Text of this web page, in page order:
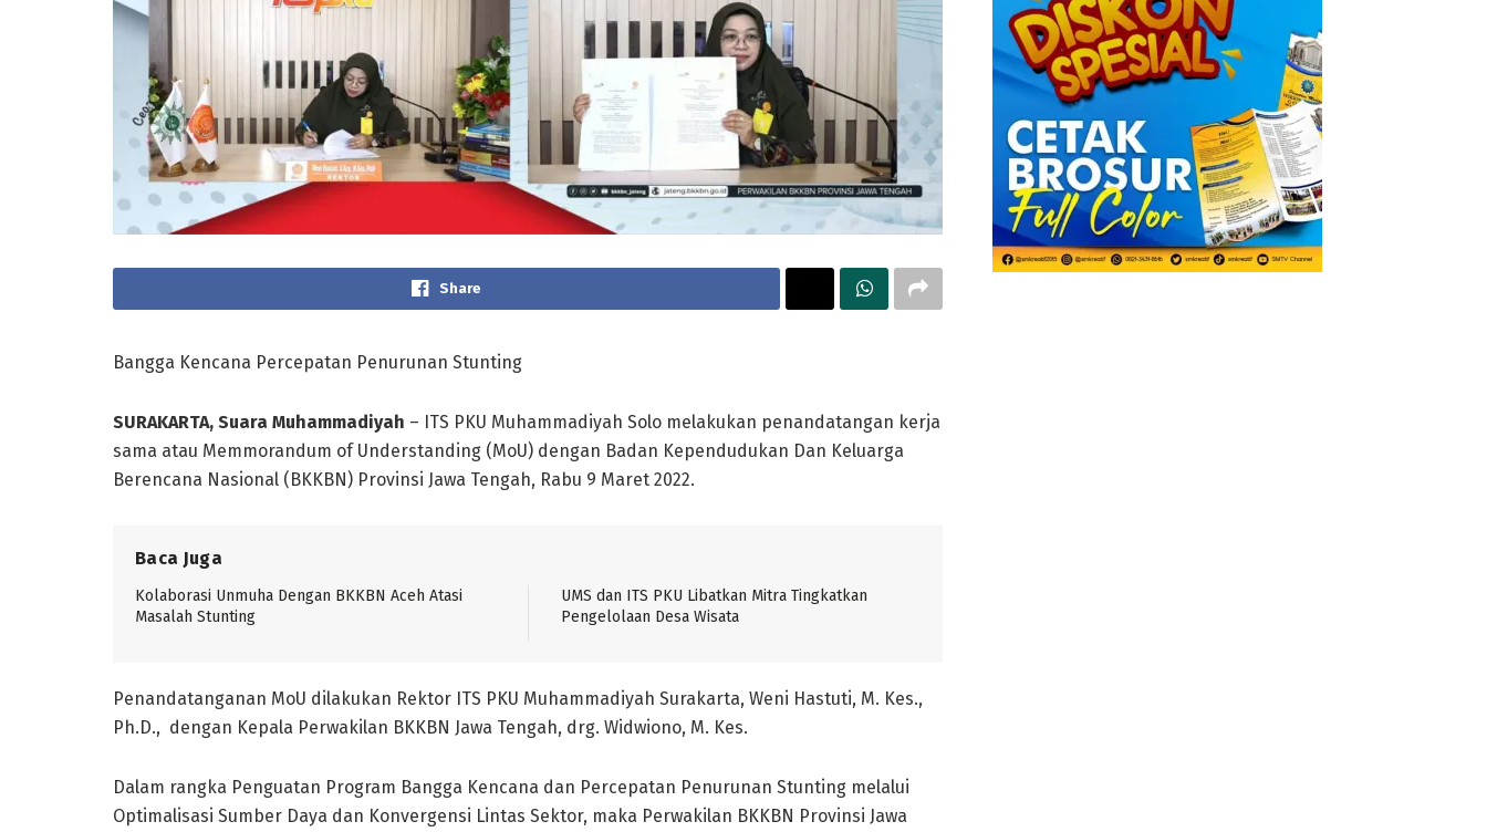
Share
Bangga Kencana Percepatan Penurunan Stunting
SURAKARTA, Suara Muhammadiyah – ITS PKU Muhammadiyah Solo melakukan penandatangan kerja
sama atau Memmorandum of Understanding (MoU) dengan Badan Kependudukan Dan Keluarga
Berencana Nasional (BKKBN) Provinsi Jawa Tengah, Rabu 9 Maret 2022.
Baca Juga
Kolaborasi Unmuha Dengan BKKBN Aceh Atasi
Masalah Stunting
UMS dan ITS PKU Libatkan Mitra Tingkatkan
Pengelolaan Desa Wisata
Penandatanganan MoU dilakukan Rektor ITS PKU Muhammadiyah Surakarta, Weni Hastuti, M. Kes.,
Ph.D., dengan Kepala Perwakilan BKKBN Jawa Tengah, drg. Widwiono, M. Kes.
Dalam rangka Penguatan Program Bangga Kencana dan Percepatan Penurunan Stunting melalui
Optimalisasi Sumber Daya dan Konvergensi Lintas Sektor, maka Perwakilan BKKBN Provinsi Jawa